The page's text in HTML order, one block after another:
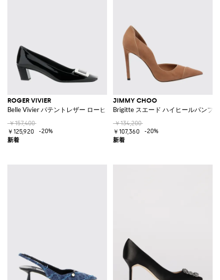
ROGER VIVIER
Belle Vivier パテントレザー ローヒールパンプス
￥157,400
￥125,920
-20%
JIMMY CHOO
Brigitte スエード ハイヒールパンプス
￥134,200
￥107,360
-20%